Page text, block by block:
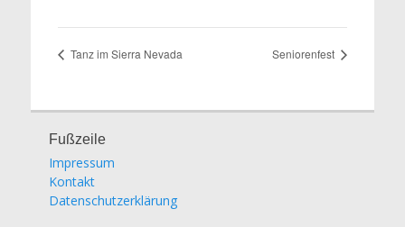
Tanz im Sierra Nevada Seniorenfest
Fußzeile
Impressum
Kontakt
Datenschutzerklärung